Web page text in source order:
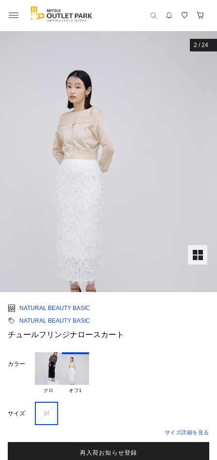
2 /24
NATURAL BEAUTY BASIC
NATURAL BEAUTY BASIC
チュールフリンジナロースカート
カラー
クロ オフ1
サイズ Ｍ
サイズ詳細を見る
再入荷お知らせ登録